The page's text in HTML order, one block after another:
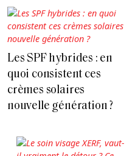
Les SPF hybrides : en
quoi consistent ces
crèmes solaires
nouvelle génération ?